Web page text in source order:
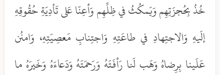
خُذُ بِحُجزَتِهِم وَيَمكُثُ في ظِلِّهِم وَأعِنّا عَلى تَأدِيَةِ حُقُوقِهِ
إلَيهِ وَالاجتِهادِ في طاعَتِهِ وَاجتِنابِ مَعصِيَتِهِ، وَامنُن
عَلَينا بِرِضاهُ وَهَب لَنا رَأفَتَهُ وَرَحمَتَهُ وَدَعاءَهُ وَخَيرَهُ ما